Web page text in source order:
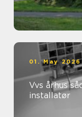
01. May 2026
Vvs århus sådan vælger du den rette
installatør